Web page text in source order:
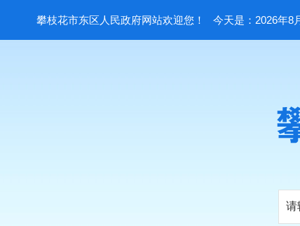
攀枝花市东区人民政府网站欢迎您！ 今天是：2026年8